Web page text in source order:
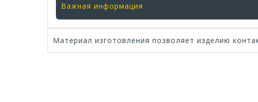
Важная информация
Материал изготовления позволяет изделию